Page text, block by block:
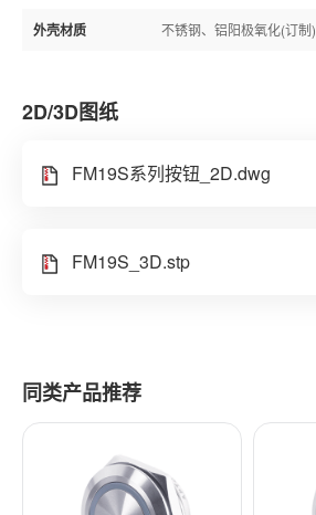
外壳材质 不锈钢、铝阳极氧化(订制)
2D/3D图纸
FM19S系列按钮_2D.dwg
FM19S_3D.stp
同类产品推荐